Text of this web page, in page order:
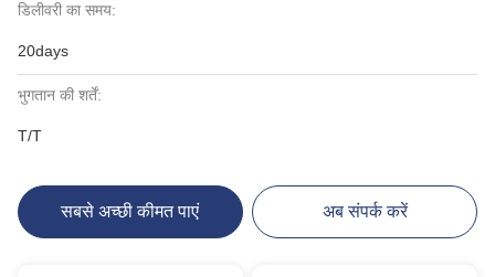
डिलीवरी का समय:
20days
भुगतान की शर्तें:
T/T
सबसे अच्छी कीमत पाएं अब संपर्क करें